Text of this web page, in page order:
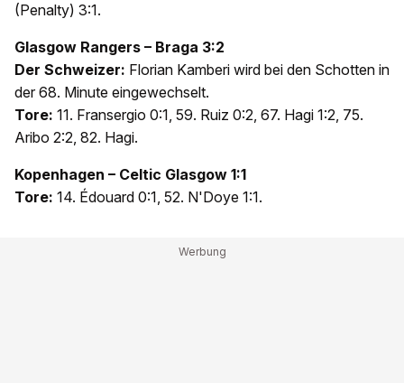
(Penalty) 3:1.
Glasgow Rangers – Braga 3:2
Der Schweizer: Florian Kamberi wird bei den Schotten in
der 68. Minute eingewechselt.
Tore: 11. Fransergio 0:1, 59. Ruiz 0:2, 67. Hagi 1:2, 75.
Aribo 2:2, 82. Hagi.
Kopenhagen – Celtic Glasgow 1:1
Tore: 14. Édouard 0:1, 52. N'Doye 1:1.